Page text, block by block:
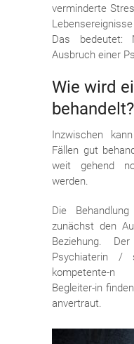
verminderte
Das bedeutet:
Ausbruch einer
Wie wird
behandelt?
Inzwischen
Fällen gut
weit gehend
werden.
Die
zunächst den
Beziehung.
Psychiaterin /
kompetente-n
Begleiter-in
anvertraut.